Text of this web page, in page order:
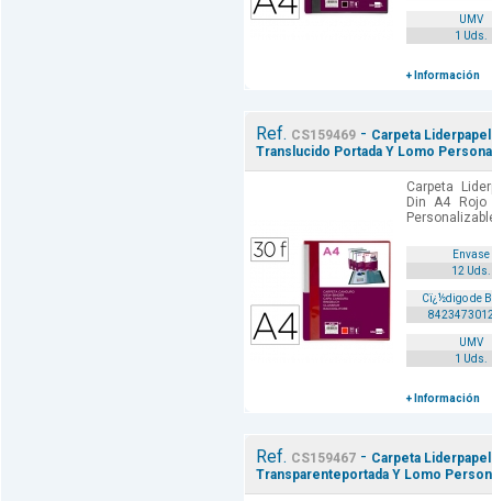
UMV
1 Uds.
+ Información
Ref. CS159469 - Carpeta
Translucido Portada Y Lomo
Carpeta
Din A4 Rojo
Envase
12 Uds.
Cï¿½digo de
UMV
1 Uds.
+ Información
Ref. CS159467 - Carpeta
Transparenteportada Y Lomo